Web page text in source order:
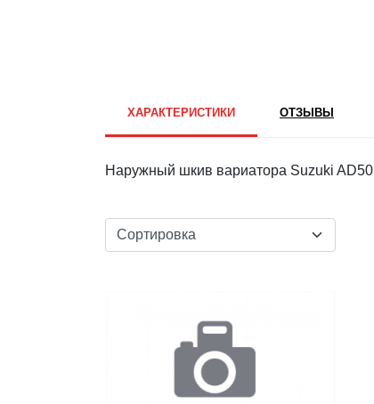
ХАРАКТЕРИСТИКИ ОТЗЫВЫ
Наружный шкив вариатора Suzuki AD50